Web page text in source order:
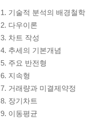
1. 기술적 분석의 배경철학
2. 다우이론
3. 차트 작성
4. 추세의 기본개념
5. 주요 반전형
6. 지속형
7. 거래량과 미결제약정
8. 장기차트
9. 이동평균